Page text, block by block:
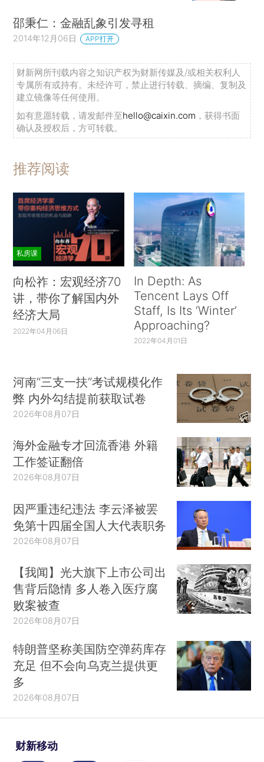
邵秉仁：金融乱象引发寻租
2014年12月06日 APP打开
财新网所刊载内容之知识产权为财新传媒及/或相关权利人
专属所有或持有。未经许可，禁止进行转载、摘编、复制及
建立镜像等任何使用。
如有意愿转载，请发邮件至hello@caixin.com ，获得书面
确认及授权后，方可转载。
推荐阅读
私房课
向松祚：宏观经济70
讲，带你了解国内外
经济大局
2022年04月06日
In Depth: As
Tencent Lays Off
Staff, Is Its ‘Winter’
Approaching?
2022年04月01日
河南“三支一扶”考试规模化作
弊 内外勾结提前获取试卷
2026年08月07日
海外金融专才回流香港 外籍
工作签证翻倍
2026年08月07日
因严重违纪违法 李云泽被罢
免第十四届全国人大代表职务
2026年08月07日
【我闻】光大旗下上市公司出
售背后隐情 多人卷入医疗腐
败案被查
2026年08月07日
特朗普坚称美国防空弹药库存
充足 但不会向乌克兰提供更
多
2026年08月07日
财新移动